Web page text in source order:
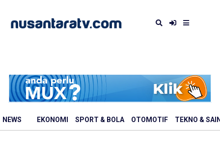
NEWS EKONOMI SPORT & BOLA OTOMOTIF TEKNO &